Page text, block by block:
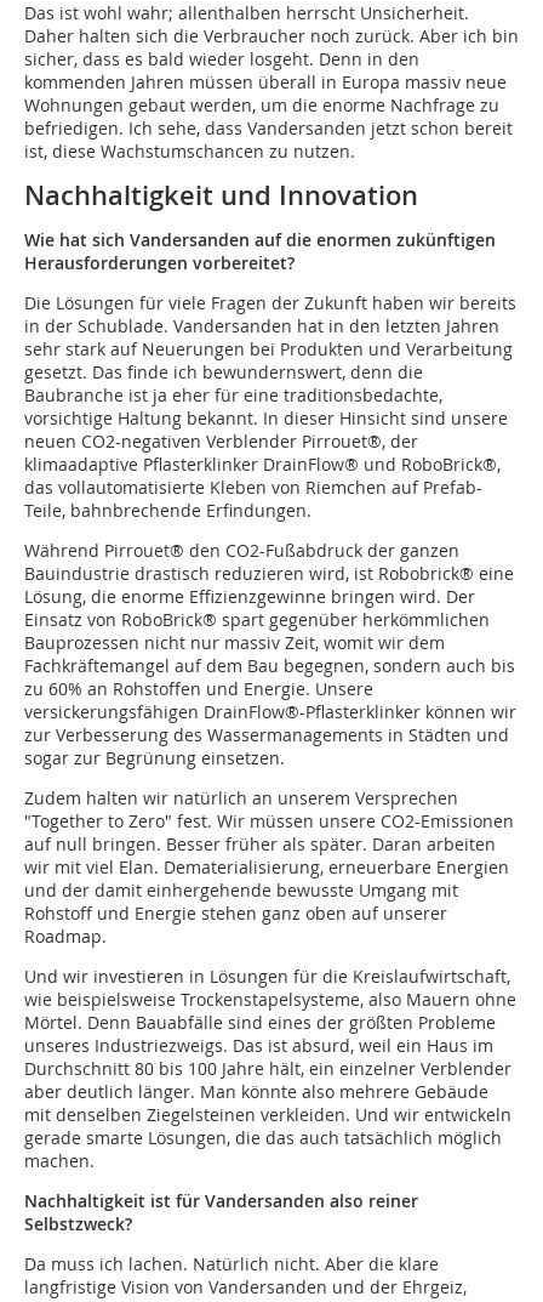
Das ist wohl wahr; allenthalben herrscht Unsicherheit.
Daher halten sich die Verbraucher noch zurück. Aber ich bin
sicher, dass es bald wieder losgeht. Denn in den
kommenden Jahren müssen überall in Europa massiv neue
Wohnungen gebaut werden, um die enorme Nachfrage zu
befriedigen. Ich sehe, dass Vandersanden jetzt schon bereit
ist, diese Wachstumschancen zu nutzen.
Nachhaltigkeit und Innovation
Wie hat sich Vandersanden auf die enormen zukünftigen
Herausforderungen vorbereitet?
Die Lösungen für viele Fragen der Zukunft haben wir bereits
in der Schublade. Vandersanden hat in den letzten Jahren
sehr stark auf Neuerungen bei Produkten und Verarbeitung
gesetzt. Das finde ich bewundernswert, denn die
Baubranche ist ja eher für eine traditionsbedachte,
vorsichtige Haltung bekannt. In dieser Hinsicht sind unsere
neuen CO2-negativen Verblender Pirrouet®, der
klimaadaptive Pflasterklinker DrainFlow® und RoboBrick®,
das vollautomatisierte Kleben von Riemchen auf Prefab-
Teile, bahnbrechende Erfindungen.
Während Pirrouet® den CO2-Fußabdruck der ganzen
Bauindustrie drastisch reduzieren wird, ist Robobrick® eine
Lösung, die enorme Effizienzgewinne bringen wird. Der
Einsatz von RoboBrick® spart gegenüber herkömmlichen
Bauprozessen nicht nur massiv Zeit, womit wir dem
Fachkräftemangel auf dem Bau begegnen, sondern auch bis
zu 60% an Rohstoffen und Energie. Unsere
versickerungsfähigen DrainFlow®-Pflasterklinker können wir
zur Verbesserung des Wassermanagements in Städten und
sogar zur Begrünung einsetzen.
Zudem halten wir natürlich an unserem Versprechen
"Together to Zero" fest. Wir müssen unsere CO2-Emissionen
auf null bringen. Besser früher als später. Daran arbeiten
wir mit viel Elan. Dematerialisierung, erneuerbare Energien
und der damit einhergehende bewusste Umgang mit
Rohstoff und Energie stehen ganz oben auf unserer
Roadmap.
Und wir investieren in Lösungen für die Kreislaufwirtschaft,
wie beispielsweise Trockenstapelsysteme, also Mauern ohne
Mörtel. Denn Bauabfälle sind eines der größten Probleme
unseres Industriezweigs. Das ist absurd, weil ein Haus im
Durchschnitt 80 bis 100 Jahre hält, ein einzelner Verblender
aber deutlich länger. Man könnte also mehrere Gebäude
mit denselben Ziegelsteinen verkleiden. Und wir entwickeln
gerade smarte Lösungen, die das auch tatsächlich möglich
machen.
Nachhaltigkeit ist für Vandersanden also reiner
Selbstzweck?
Da muss ich lachen. Natürlich nicht. Aber die klare
langfristige Vision von Vandersanden und der Ehrgeiz,